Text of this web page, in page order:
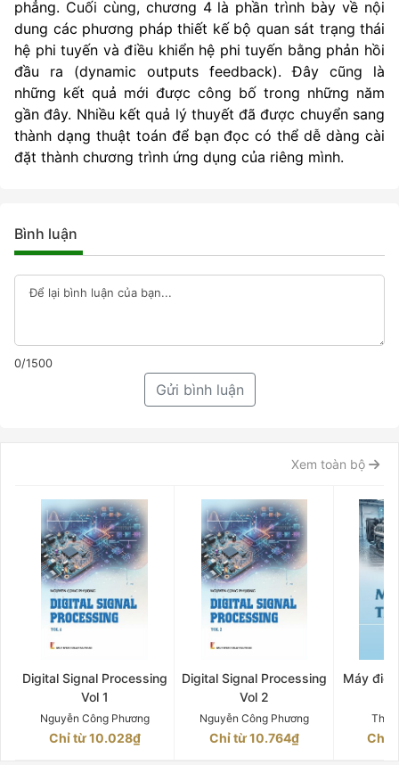
phẳng. Cuối cùng, chương 4 là phần trình bày về nội
dung các phương pháp thiết kế bộ quan sát trạng thái
hệ phi tuyến và điều khiển hệ phi tuyến bằng phản hồi
đầu ra (dynamic outputs feedback). Đây cũng là
những kết quả mới được công bố trong những năm
gần đây. Nhiều kết quả lý thuyết đã được chuyển sang
thành dạng thuật toán để bạn đọc có thể dễ dàng cài
đặt thành chương trình ứng dụng của riêng mình.
Bình luận
0/1500
Gửi bình luận
Xem toàn bộ
Digital Signal Processing
Vol 1
Nguyễn Công Phương
Chỉ từ 10.028₫
Digital Signal Processing
Vol 2
Nguyễn Công Phương
Chỉ từ 10.764₫
Máy
Chỉ